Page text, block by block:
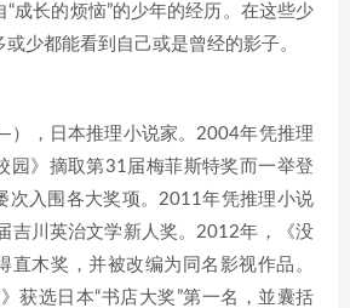
成长的烦恼”的少年的经历。在这些少
少都能看到自己或是曾经的影子。
），日本推理小说家。2004年凭推理
园》摘取第31届梅菲斯特奖而一举登
次入围各大奖项。2011年凭推理小说
吉川英治文学新人奖。2012年，《没
直木奖，并被改编为同名影视作品。
获选日本“书店大奖”第一名，並囊括